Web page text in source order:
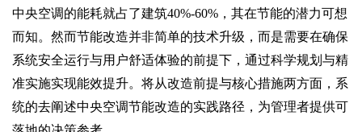
中央空调的能耗就占了建筑40%-60%，其在节能的潜力可想
而知。然而节能改造并非简单的技术升级，而是需要在确保
系统安全运行与用户舒适体验的前提下，通过科学规划与精
准实施实现能效提升。将从改造前提与核心措施两方面，系
统的去阐述中央空调节能改造的实践路径，为管理者提供可